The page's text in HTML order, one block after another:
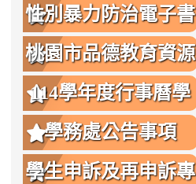
性別暴力防治電子書
桃園市品德教育資源
網
114學年度行事曆學
生版
學務處公告事項
學生申訴及再申訴專